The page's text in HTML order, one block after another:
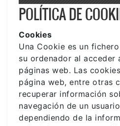
POLÍTICA DE
Cookies
Una Cookie es un
su ordenador al acceder
páginas web. Las
página web, entre otras
recuperar información
navegación de un
dependiendo de la